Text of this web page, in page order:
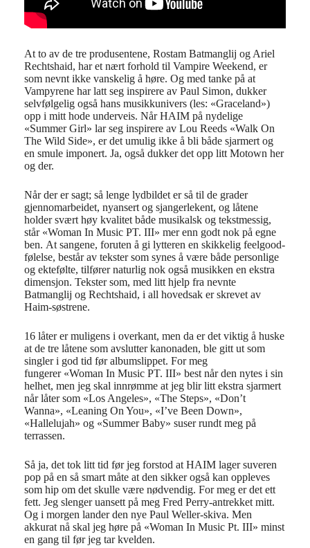
At to av de tre produsentene, Rostam Batmanglij og Ariel
Rechtshaid, har et nært forhold til Vampire Weekend, er
som nevnt ikke vanskelig å høre. Og med tanke på at
Vampyrene har latt seg inspirere av Paul Simon, dukker
selvfølgelig også hans musikkunivers (les: «Graceland»)
opp i mitt hode underveis. Når HAIM på nydelige
«Summer Girl» lar seg inspirere av Lou Reeds «Walk On
The Wild Side», er det umulig ikke å bli både sjarmert og
en smule imponert. Ja, også dukker det opp litt Motown her
og der.
Når der er sagt; så lenge lydbildet er så til de grader
gjennomarbeidet, nyansert og sjangerlekent, og låtene
holder svært høy kvalitet både musikalsk og tekstmessig,
står «Woman In Music PT. III» mer enn godt nok på egne
ben. At sangene, foruten å gi lytteren en skikkelig feelgood-
følelse, består av tekster som synes å være både personlige
og ektefølte, tilfører naturlig nok også musikken en ekstra
dimensjon. Tekster som, med litt hjelp fra nevnte
Batmanglij og Rechtshaid, i all hovedsak er skrevet av
Haim-søstrene.
16 låter er muligens i overkant, men da er det viktig å huske
at de tre låtene som avslutter kanonaden, ble gitt ut som
singler i god tid før albumslippet. For meg
fungerer «Woman In Music PT. III» best når den nytes i sin
helhet, men jeg skal innrømme at jeg blir litt ekstra sjarmert
når låter som «Los Angeles», «The Steps», «Don’t
Wanna», «Leaning On You», «I’ve Been Down»,
«Hallelujah» og «Summer Baby» suser rundt meg på
terrassen.
Så ja, det tok litt tid før jeg forstod at HAIM lager suveren
pop på en så smart måte at den sikker også kan oppleves
som hip om det skulle være nødvendig. For meg er det ett
fett. Jeg slenger uansett på meg Fred Perry-antrekket mitt.
Og i morgen lander den nye Paul Weller-skiva. Men
akkurat nå skal jeg høre på «Woman In Music Pt. III» minst
en gang til før jeg tar kvelden.